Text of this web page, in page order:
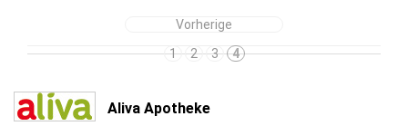
Vorherige
1
2 3 4
Aliva Apotheke